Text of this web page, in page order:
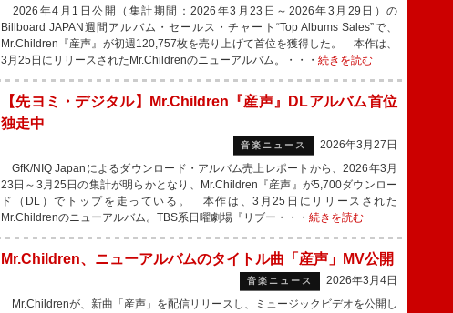
2026年4月1日公開（集計期間：2026年3月23日～2026年3月29日）の
Billboard JAPAN週間アルバム・セールス・チャート“Top Albums Sales”で、
Mr.Children『産声』が初週120,757枚を売り上げて首位を獲得した。 本作は、
3月25日にリリースされたMr.Childrenのニューアルバム。・・・ 続きを読む
【先ヨミ・デジタル】Mr.Children『産声』DLアルバム首位
独走中
音楽ニュース
2026年3月27日
GfK/NIQ Japanによるダウンロード・アルバム売上レポートから、2026年3月
23日～3月25日の集計が明らかとなり、Mr.Children『産声』が5,700ダウンロー
ド（DL）でトップを走っている。 本作は、3月25日にリリースされた
Mr.Childrenのニューアルバム。TBS系日曜劇場『リブー・・・ 続きを読む
Mr.Children、ニューアルバムのタイトル曲「産声」MV公開
音楽ニュース
2026年3月4日
Mr.Childrenが、新曲「産声」を配信リリースし、ミュージックビデオを公開し